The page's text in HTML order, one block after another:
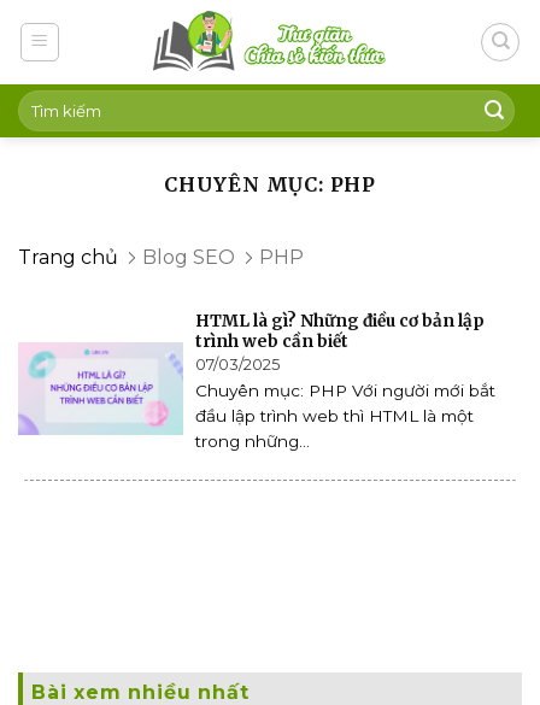
CHUYÊN MỤC: PHP
Trang chủ Blog SEO PHP
HTML là gì? Những điều cơ bản lập
trình web cần biết
07/03/2025
Chuyên mục: PHP Với người mới bắt
đầu lập trình web thì HTML là một
trong những...
Bài xem nhiều nhất